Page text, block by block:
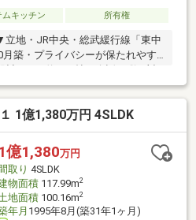
ムキッチン 所有権
地・JR中央・総武緩行線「東中
築・プライバシーが保たれやす
計のLDK約14.6帖・会話が弾む対
南向きバルコニーを設置・2ヶ所
付▼設備・浴室は1616サイズ▼周
徒歩7分(約500m)・大東橋公園 徒
四小学校 徒歩4分(約300m)■ ご希
ます ━━━━━・・・物件の詳細・
ください。
1億1,380万円 4SLDK
1億1,380万円
取り 4SLDK
物面積117.99m2
地面積100.16m2
年月 1995年8月(築31年1ヶ月)